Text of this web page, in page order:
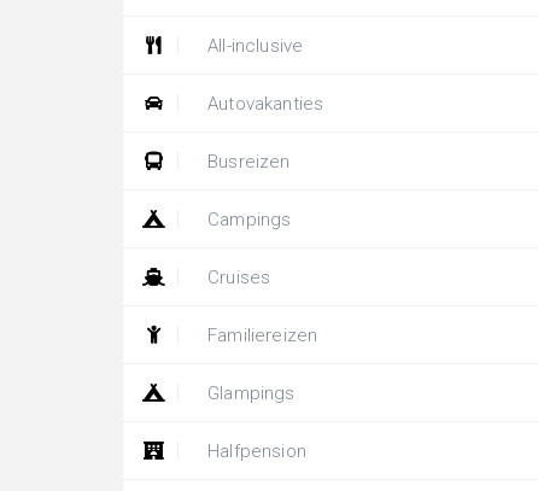
All-inclusive
Autovakanties
Busreizen
Campings
Cruises
Familiereizen
Glampings
Halfpension